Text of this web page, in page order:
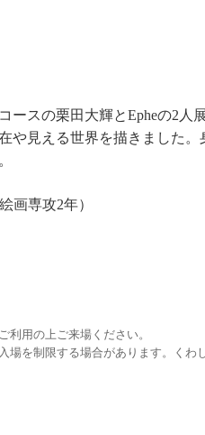
ースの栗田大輝とEpheの2人
や見える世界を描きました
画専攻2年）
利用の上ご来場ください。
場を制限する場合があります。くわ